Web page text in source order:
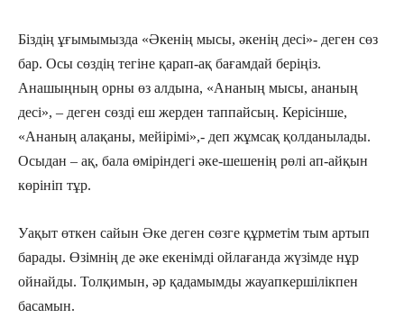
Біздің ұғымымызда «Əкенің мысы, əкенің десі»- деген сөз
бар. Осы сөздің тегіне қарап-ақ бағамдай беріңіз.
Анашыңның орны өз алдына, «Ананың мысы, ананың
десі», – деген сөзді еш жерден таппайсың. Керісінше,
«Ананың алақаны, мейірімі»,- деп жұмсақ қолданылады.
Осыдан – ақ, бала өміріндегі əке-шешенің рөлі ап-айқын
көрініп тұр.
Уақыт өткен сайын Әке деген сөзге құрметім тым артып
барады. Өзімнің де əке екенімді ойлағанда жүзімде нұр
ойнайды. Толқимын, əр қадамымды жауапкершілікпен
басамын.